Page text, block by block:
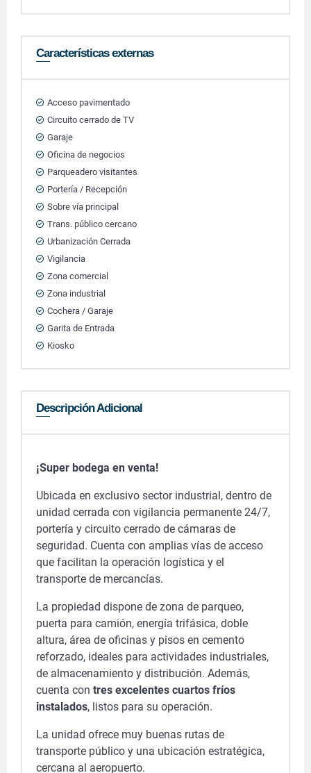
Características externas
Acceso pavimentado
Circuito cerrado de TV
Garaje
Oficina de negocios
Parqueadero visitantes
Portería / Recepción
Sobre vía principal
Trans. público cercano
Urbanización Cerrada
Vigilancia
Zona comercial
Zona industrial
Cochera / Garaje
Garita de Entrada
Kiosko
Descripción Adicional
¡Super bodega en venta!
Ubicada en exclusivo sector industrial, dentro de
unidad cerrada con vigilancia permanente 24/7,
portería y circuito cerrado de cámaras de
seguridad. Cuenta con amplias vías de acceso
que facilitan la operación logística y el
transporte de mercancías.
La propiedad dispone de zona de parqueo,
puerta para camión, energía trifásica, doble
altura, área de oficinas y pisos en cemento
reforzado, ideales para actividades industriales,
de almacenamiento y distribución. Además,
cuenta con tres excelentes cuartos fríos
instalados, listos para su operación.
La unidad ofrece muy buenas rutas de
transporte público y una ubicación estratégica,
cercana al aeropuerto.